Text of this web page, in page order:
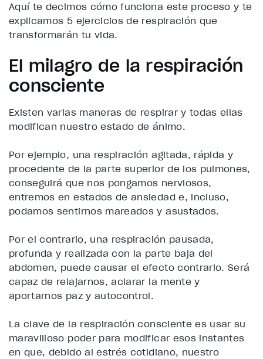
Aquí te decimos cómo funciona este proceso y te
explicamos 5 ejercicios de respiración que
transformarán tu vida.
El milagro de la respiración
consciente
Existen varias maneras de respirary todas ellas
modifican nuestro estado de ánimo.
Por ejemplo, una respiración agitada, rápida y
procedente de la parte superior de los pulmones,
conseguirá que nos pongamos nerviosos,
entremos en estados de ansiedad e, incluso,
podamos sentirnos mareados y asustados.
Por el contrario, una respiración pausada,
profunda y realizada con la parte baja del
abdomen, puede causar el efecto contrario. Será
capaz de relajarnos, aclarar la mente y
aportarnos paz y autocontrol.
La clave de la respiración consciente es usar su
maravilloso poder para modificar esos instantes
en que, debido al estrés cotidiano, nuestro